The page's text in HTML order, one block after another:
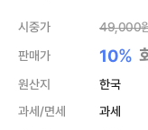
시중가 49,000
판매가
10%
원산지
한국
과세/면세
과세